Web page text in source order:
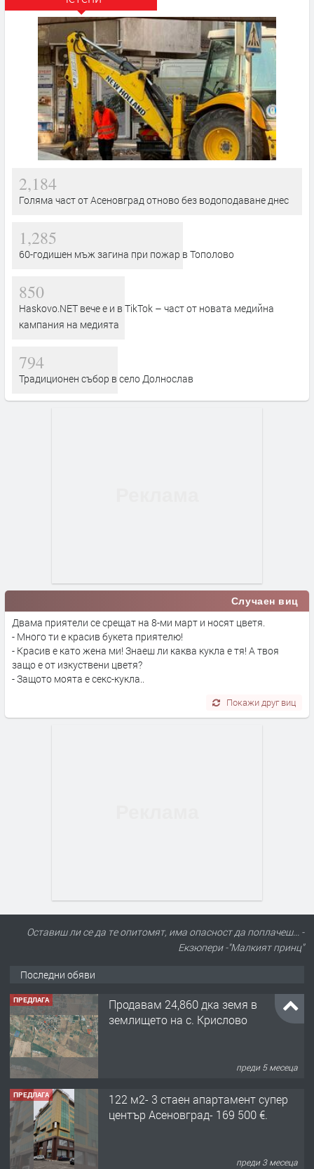
2,184
Голяма част от Асеновград отново без водоподаване днес
1,285
60-годишен мъж загина при пожар в Тополово
850
Haskovo.NET вече е и в TikTok – част от новата медийна
кампания на медията
794
Традиционен събор в село Долнослав
Случаен виц
Двама приятели се срещат на 8-ми март и носят цветя.
- Много ти е красив букета приятелю!
- Красив е като жена ми! Знаеш ли каква кукла е тя! А твоя
защо е от изкуствени цветя?
- Защото моята е секс-кукла..
Покажи друг виц
Оставиш ли се да те опитомят, има опасност да поплачеш... -
Екзюпери -"Малкият принц"
Последни обяви
ПРЕДЛАГА
Продавам 24,860 дка земя в
землището на с. Крислово
преди 5 месеца
ПРЕДЛАГА
122 м2- 3 стаен апартамент супер
център Асеновград- 169 500 €.
преди 3 месеца